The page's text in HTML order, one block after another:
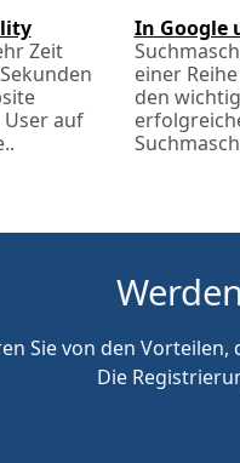
Zeit
auf
In Google
einer
den
Sie von den
Die